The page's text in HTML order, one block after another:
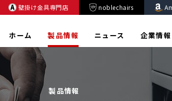
壁掛け金具専門店 noblechairs
ホーム 製品情報 ニュース 企業情報
製品情報